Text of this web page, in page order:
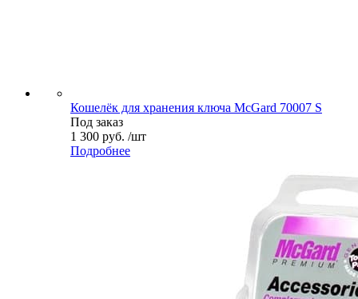
Кошелёк для хранения ключа McGard 70007 S
Под заказ
1 300 руб. /шт
Подробнее